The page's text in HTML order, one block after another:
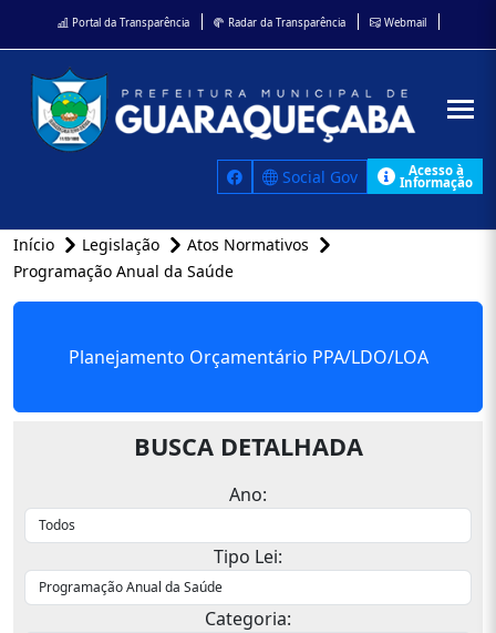
Portal da Transparência Radar da Transparência Webmail
Social Gov Acesso à
Informação
Início Legislação
Atos Normativos
Programação Anual da Saúde
Planejamento Orçamentário PPA/LDO/LOA
BUSCA DETALHADA
Ano:
Tipo Lei:
Categoria: